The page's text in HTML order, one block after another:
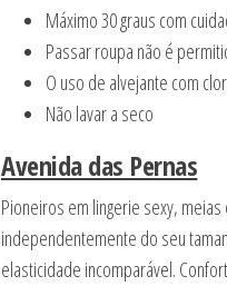
Máximo 30 graus com
Passar roupa não é
O uso de alvejante com
Não lavar a seco
Avenida das Pernas
Pioneiros em lingerie sexy,
independentemente do seu
elasticidade incomparável.